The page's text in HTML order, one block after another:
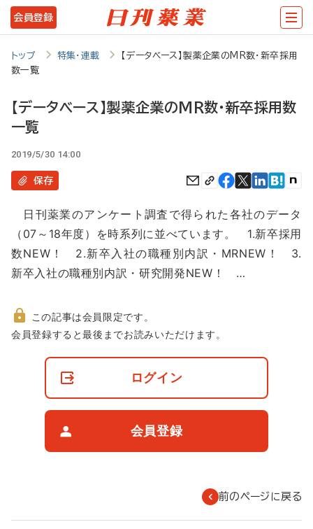
メ
イ
テ
ツ
に
会員登録
トップ 特集・連載
【データベース】製薬企業のMR数・新卒採用
数一覧
【データベース】製薬企業のMR数・新卒採用数
一覧
2019/5/30 14:00
保存
日刊薬業のアンケート調査で得られた各社のデータ
（07～18年度）を時系列に並べています。 1.新卒採用
数NEW！ 2.新卒入社の職種別内訳・MRNEW！ 3.
新卒入社の職種別内訳・研究開発NEW！ …
非
この記事は会員限定です。
会員登録すると最後までお読みいただけます。
ログイン
会員登録
前のページに戻る